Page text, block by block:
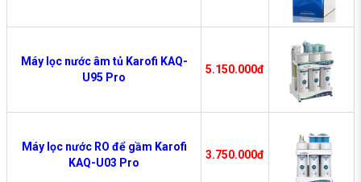
Máy lọc nước âm tủ Karofi KAQ-
U95 Pro
5.150.000đ
Máy lọc nước RO để gầm Karofi
KAQ-U03 Pro
3.750.000đ